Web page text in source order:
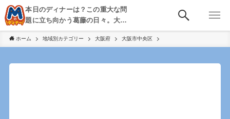
本日のディナーは？この重大な問
題に立ち向かう葛藤の日々。大
阪・京都・神戸を中心とした食べ
歩き、飲み歩きを綴る。
ホーム 地域別カテゴリー 大阪府 大阪市中央区